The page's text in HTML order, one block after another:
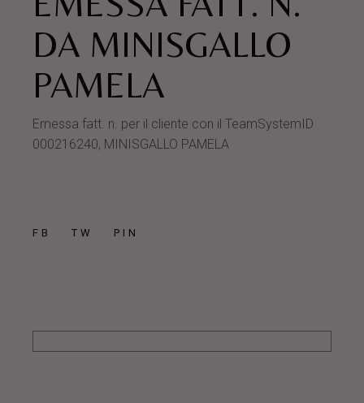
DA MINISGALLO
PAMELA
Emessa fatt. n. per il cliente con il TeamSystemID
000216240, MINISGALLO PAMELA
FB TW PIN